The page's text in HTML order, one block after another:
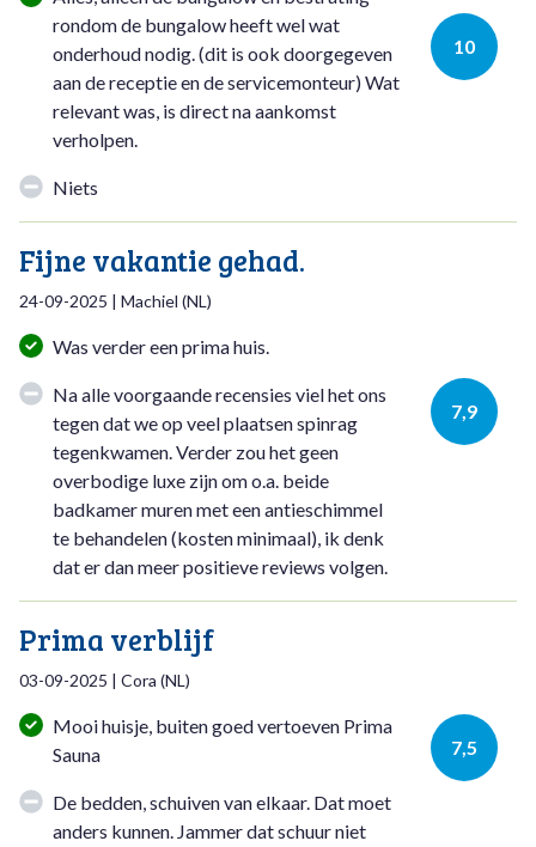
10
rondom de bungalow heeft wel wat
onderhoud nodig. (dit is ook doorgegeven
aan de receptie en de servicemonteur) Wat
relevant was, is direct na aankomst
verholpen.
Niets
Fijne vakantie gehad.
24-09-2025 | Machiel (NL)
7,9
Was verder een prima huis.
Na alle voorgaande recensies viel het ons
tegen dat we op veel plaatsen spinrag
tegenkwamen. Verder zou het geen
overbodige luxe zijn om o.a. beide
badkamer muren met een antieschimmel
te behandelen (kosten minimaal), ik denk
dat er dan meer positieve reviews volgen.
Prima verblijf
03-09-2025 | Cora (NL)
7,5
Mooi huisje, buiten goed vertoeven Prima
Sauna
De bedden, schuiven van elkaar. Dat moet
anders kunnen. Jammer dat schuur niet